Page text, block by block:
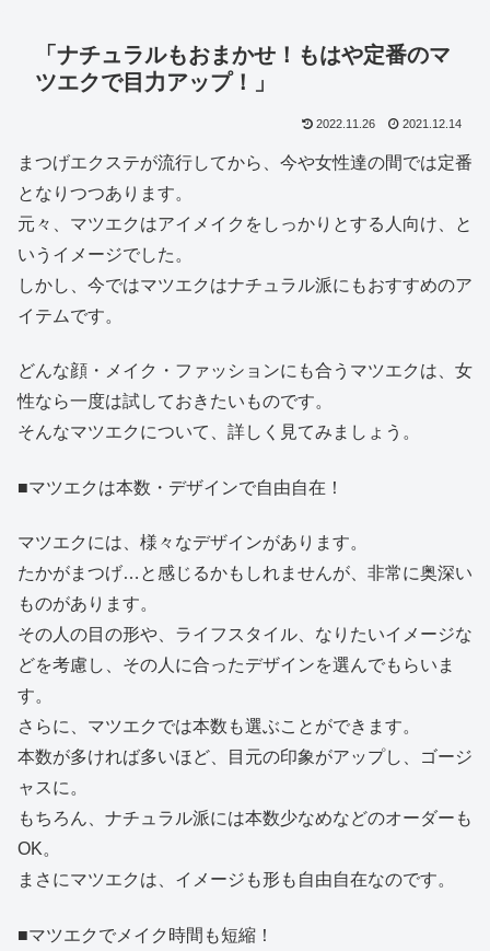
「ナチュラルもおまかせ！もはや定番のマ
ツエクで目力アップ！」
2022.11.26 2021.12.14
まつげエクステが流行してから、今や女性達の間では定番
となりつつあります。
元々、マツエクはアイメイクをしっかりとする人向け、と
いうイメージでした。
しかし、今ではマツエクはナチュラル派にもおすすめのア
イテムです。
どんな顔・メイク・ファッションにも合うマツエクは、女
性なら一度は試しておきたいものです。
そんなマツエクについて、詳しく見てみましょう。
■マツエクは本数・デザインで自由自在！
マツエクには、様々なデザインがあります。
たかがまつげ…と感じるかもしれませんが、非常に奥深い
ものがあります。
その人の目の形や、ライフスタイル、なりたいイメージな
どを考慮し、その人に合ったデザインを選んでもらいま
す。
さらに、マツエクでは本数も選ぶことができます。
本数が多ければ多いほど、目元の印象がアップし、ゴージ
ャスに。
もちろん、ナチュラル派には本数少なめなどのオーダーも
OK。
まさにマツエクは、イメージも形も自由自在なのです。
■マツエクでメイク時間も短縮！